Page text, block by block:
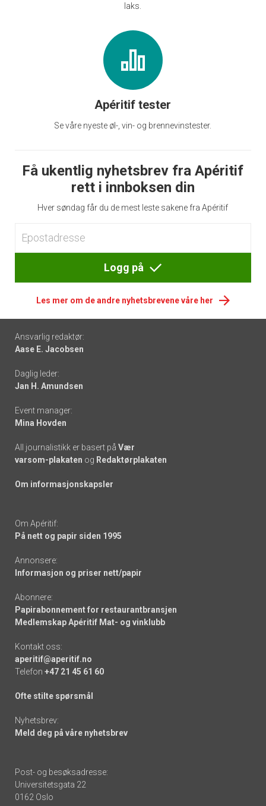
laks.
Apéritif tester
Se våre nyeste øl-, vin- og brennevinstester.
Få ukentlig nyhetsbrev fra Apéritif
rett i innboksen din
Hver søndag får du de mest leste sakene fra Apéritif
Logg på
Les mer om de andre nyhetsbrevene våre her
Footer
-
links
Ansvarlig redaktør:
Aase E. Jacobsen
Daglig leder:
Jan H. Amundsen
Event manager:
Mina Hovden
All journalistikk er basert på Vær
varsom-plakaten og Redaktørplakaten
Om informasjonskapsler
Om Apéritif:
På nett og papir siden 1995
Annonsere:
Informasjon og priser nett/papir
Abonnere:
Papirabonnement for restaurantbransjen
Medlemskap Apéritif Mat- og vinklubb
Kontakt oss:
aperitif@aperitif.no
Telefon +47 21 45 61 60
Ofte stilte spørsmål
Nyhetsbrev:
Meld deg på våre nyhetsbrev
Post- og besøksadresse:
Universitetsgata 22
0162 Oslo